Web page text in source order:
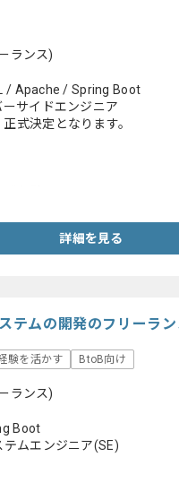
ランス)
/ Apache / Spring Boot
サイドエンジニア
式決定となります。
詳細を見る
テムの開発のフリーラ
験を活かす BtoB向け
ランス)
Boot
ムエンジニア(SE)